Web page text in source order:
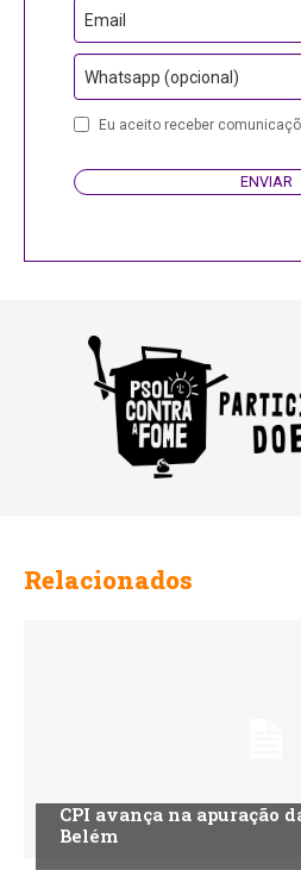
Email
Whatsapp (opcional)
Eu aceito receber
ENVIAR
Relacionados
CPI avança na apuração
Belém